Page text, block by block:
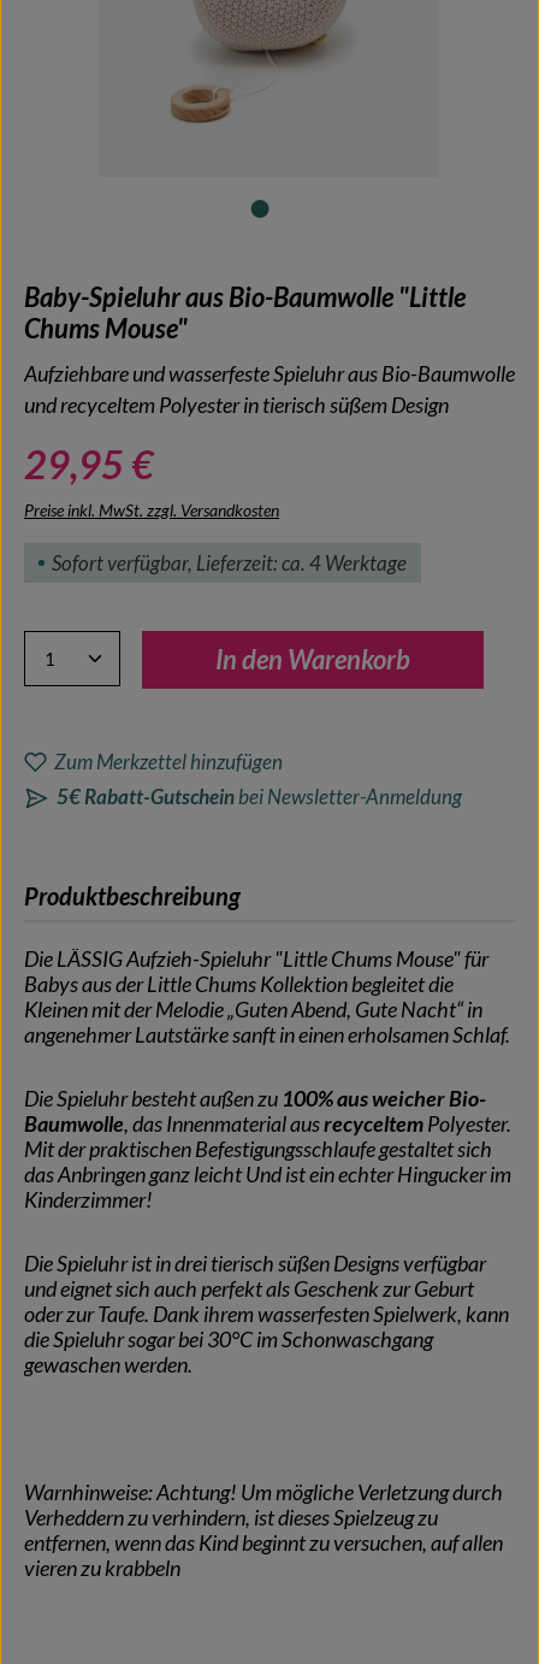
Baby-Spieluhr aus Bio-Baumwolle "Little
Chums Mouse"
Aufziehbare und wasserfeste Spieluhr aus Bio-Baumwolle
und recyceltem Polyester in tierisch süßem Design
29,95 €
Preise inkl. MwSt. zzgl. Versandkosten
Sofort verfügbar, Lieferzeit: ca. 4 Werktage
Produkt Anzahl: Gib den gewünschten Wert ein oder
In den Warenkorb
Zum Merkzettel hinzufügen
5€ Rabatt-Gutscheinbei Newsletter-Anmeldung
Produktbeschreibung
Die LÄSSIG Aufzieh-Spieluhr "Little Chums Mouse" für
Babys aus der Little Chums Kollektion begleitet die
Kleinen mit der Melodie „Guten Abend, Gute Nacht“ in
angenehmer Lautstärke sanft in einen erholsamen Schlaf.
Die Spieluhr besteht außen zu 100% aus weicher Bio-
Baumwolle, das Innenmaterial ausrecyceltemPolyester.
Mit der praktischen Befestigungsschlaufe gestaltet sich
das Anbringen ganz leicht Und ist ein echter Hingucker im
Kinderzimmer!
Die Spieluhr ist in drei tierisch süßen Designs verfügbar
und eignet sich auch perfekt als Geschenk zur Geburt
oder zur Taufe. Dank ihrem wasserfesten Spielwerk, kann
die Spieluhr sogar bei 30°C im Schonwaschgang
gewaschen werden.
Warnhinweise: Achtung! Um mögliche Verletzung durch
Verheddern zu verhindern, ist dieses Spielzeug zu
entfernen, wenn das Kind beginnt zu versuchen, auf allen
vieren zu krabbeln